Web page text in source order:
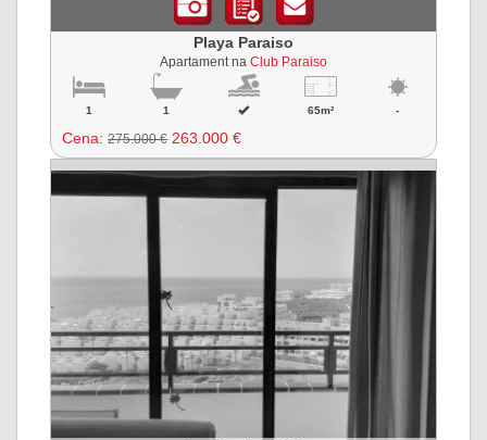
Playa Paraiso
Apartament na Club Paraiso
1 1 65m² -
Cena: 275.000 € 263.000 €